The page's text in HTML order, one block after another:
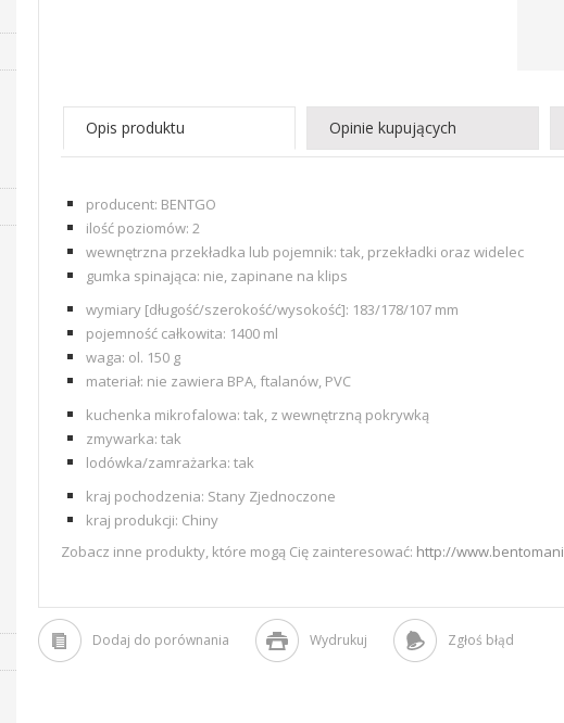
Opis produktu Opinie kupujących
producent: BENTGO
ilość poziomów: 2
wewnętrzna przekładka lub pojemnik: tak, przekładki oraz widelec
gumka spinająca: nie, zapinane na klips
wymiary [długość/szerokość/wysokość]: 183/178/107 mm
pojemność całkowita: 1400 ml
waga: ol. 150 g
materiał: nie zawiera BPA, ftalanów, PVC
kuchenka mikrofalowa: tak, z wewnętrzną pokrywką
zmywarka: tak
lodówka/zamrażarka: tak
kraj pochodzenia: Stany Zjednoczone
kraj produkcji: Chiny
Zobacz inne produkty, które mogą Cię zainteresować: http://
Dodaj do porównania Wydrukuj Zgłoś błąd